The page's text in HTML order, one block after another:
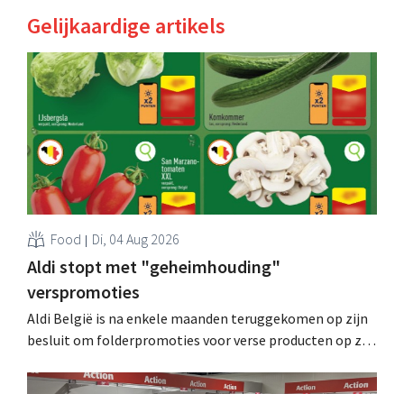
Gelijkaardige artikels
Food Di, 04 Aug 2026
Aldi stopt met "geheimhouding"
verspromoties
Aldi België is na enkele maanden teruggekomen op zijn
besluit om folderpromoties voor verse producten op zijn
werking treden: "Onze klanten willen goed